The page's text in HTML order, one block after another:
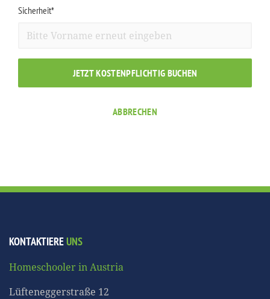
Sicherheit*
JETZT KOSTENPFLICHTIG BUCHEN
ABBRECHEN
KONTAKTIEREUNS
Homeschooler in Austria
Lüfteneggerstraße 12